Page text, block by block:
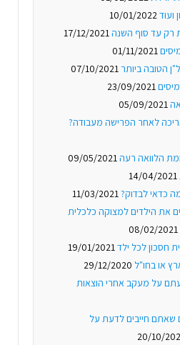
ועוד10/01/2022
רק עד סוף השנה17/12/2021
01/11/2021
הטובה ביותר07/10/2021
23/09/2021
05/09/2021
לאחר הפרישה מעבודה?
הלוואה רעה09/05/2021
14/04/2021
כדאי לבדוק?11/03/2021
את הילדים למצוקה כלכלית
08/02/2021
19/01/2021
או בחו"ל 29/12/2020
שאתם חייבים לדעת על
20/10/